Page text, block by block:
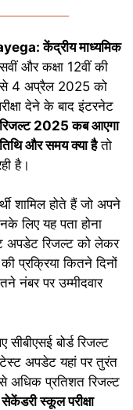
केंद्रीय माध्यमिक
और कक्षा 12वीं की
से 4 अप्रैल 2025 को
देने के बाद इंटरनेट
रिजल्ट 2025 कब आएगा
और समय क्या हैतो
है।
शामिल होते हैं जो अपने
लिए यह पता होना
अपडेट रिजल्ट को लेकर
प्रक्रिया कितने दिनों
नंबर पर उम्मीदवार
बोर्ड रिजल्ट
अपडेट यहां पर तुरंत
अधिक प्रतिशत रिजल्ट
स्कूल परीक्षा